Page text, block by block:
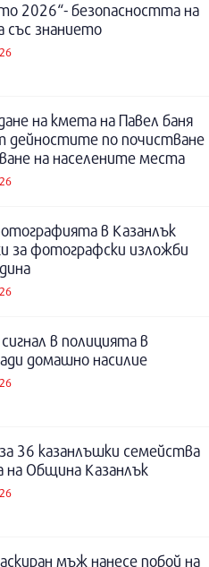
2026“- безопасността на
със знанието
на кмета на Павел баня
дейностите по почистване
на населените места
в Казанлък
за фотографски изложби
в полицията в
домашно насилие
36 казанлъшки семейства
на Община Казанлък
мъж нанесе побой на